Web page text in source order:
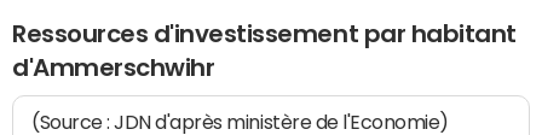
Ressources d'investissement par habitant
d'Ammerschwihr
(Source : JDN d'après ministère de l'Economie)